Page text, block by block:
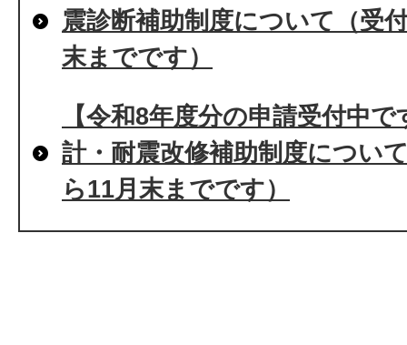
震診断補助制度について（受
末までです）
【令和8年度分の申請受付中
計・耐震改修補助制度につい
ら11月末までです）